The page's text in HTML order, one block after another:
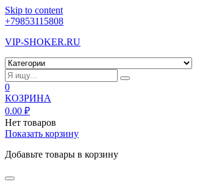
Skip to content
+79853115808
VIP-SHOKER.RU
0
КОЗРИНА
0.00 ₽
Нет товаров
Показать корзину
Добавьте товары в корзину